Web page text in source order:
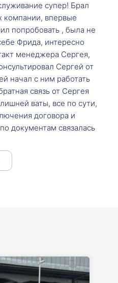
супер! Брал
компании, впервые
попробовать , была не
Фрида, интересно
менеджера Сергея,
Сергей от
начал с ним работать
связь от Сергея
ваты, все по сути,
договора и
документам связалась
образцы и т.д. После
встретили Сергей с